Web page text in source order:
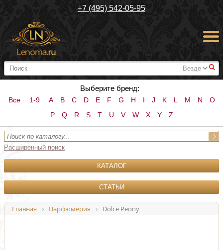
+7 (495) 542-05-95
#
Выберите бренд:
Все 1-9 A B C D E F G H I J K L M N
O
P
Q R S T U V W X Y Z
Расширенный поиск
КАТАЛОГ
СТАТЬИ
Главная Парфюмерия Dolce Peony